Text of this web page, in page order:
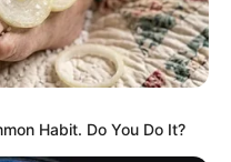
Habit. Do You Do It?